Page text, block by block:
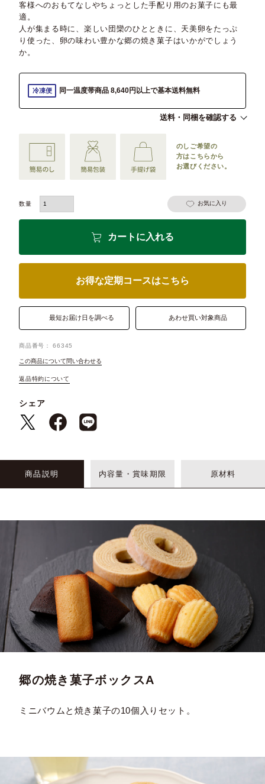
客様へのおもてなしやちょっとした手配り用のお菓子にも最
適。
人が集まる時に、楽しい団欒のひとときに、天美卵をたっぷ
り使った、卵の味わい豊かな郷の焼き菓子はいかがでしょう
か。
冷凍便 同一温度帯商品 8,640円以上で基本送料無料
送料・同梱を確認する
のしご希望の
方はこちらから
お選びください。
お気に入り
カートに入れる
お得な定期コースはこちら
最短お届け日を調べる あわせ買い対象商品
商品番号 66345
この商品について問い合わせる
返品特約について
シェア
商品説明 内容量・賞味期限 原材料
郷の焼き菓子ボックスA
ミニバウムと焼き菓子の10個入りセット。